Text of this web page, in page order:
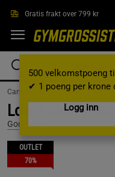
Gratis frakt over 799 kr
500 velkomstpoeng
✔ 1 poeng per krone
Logg inn
Campaigns / Outlet / outlet-
Lopez Shorts,
Gorilla Wear
OUTLET
70%